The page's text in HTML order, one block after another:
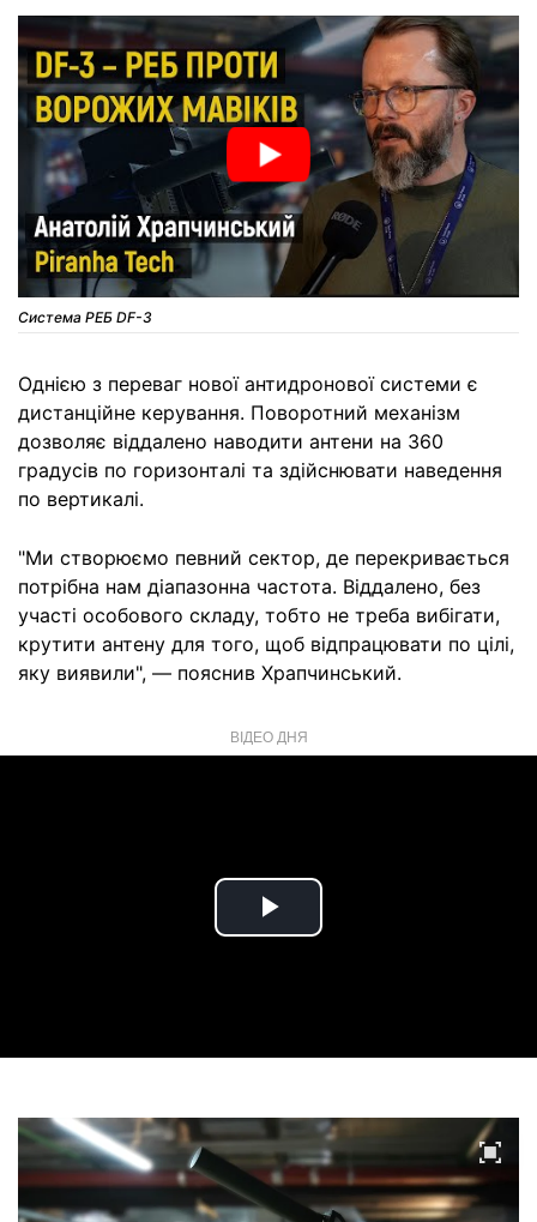
Система РЕБ DF-3
Однією з переваг нової антидронової системи є
дистанційне керування. Поворотний механізм
дозволяє віддалено наводити антени на 360
градусів по горизонталі та здійснювати наведення
по вертикалі.
"Ми створюємо певний сектор, де перекривається
потрібна нам діапазонна частота. Віддалено, без
участі особового складу, тобто не треба вибігати,
крутити антену для того, щоб відпрацювати по цілі,
яку виявили", — пояснив Храпчинський.
ВІДЕО ДНЯ
Play